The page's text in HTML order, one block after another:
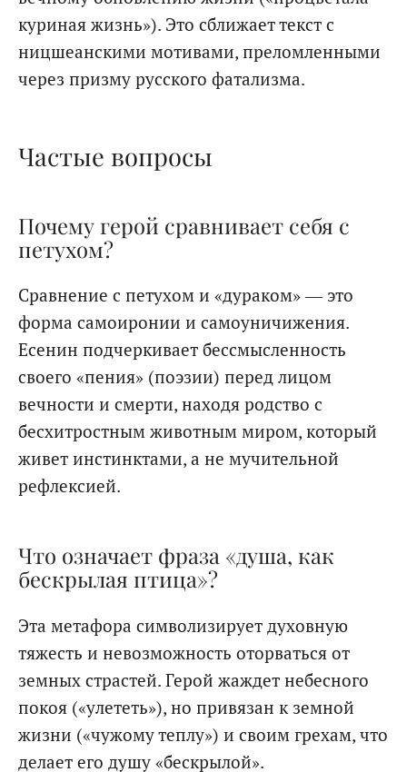
куриная жизнь»). Это сближает текст с
ницшеанскими мотивами, преломленными
через призму русского фатализма.
Частые вопросы
Почему герой сравнивает себя с
петухом?
Сравнение с петухом и «дураком» — это
форма самоиронии и самоуничижения.
Есенин подчеркивает бессмысленность
своего «пения» (поэзии) перед лицом
вечности и смерти, находя родство с
бесхитростным животным миром, который
живет инстинктами, а не мучительной
рефлексией.
Что означает фраза «душа, как
бескрылая птица»?
Эта метафора символизирует духовную
тяжесть и невозможность оторваться от
земных страстей. Герой жаждет небесного
покоя («улететь»), но привязан к земной
жизни («чужому теплу») и своим грехам, что
делает его душу «бескрылой».